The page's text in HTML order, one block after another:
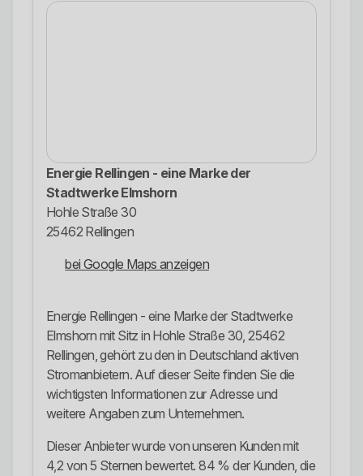
Energie Rellingen - eine Marke der
Stadtwerke Elmshorn
Hohle Straße 30
25462 Rellingen
bei Google Maps anzeigen
Energie Rellingen - eine Marke der Stadtwerke
Elmshorn mit Sitz in Hohle Straße 30, 25462
Rellingen, gehört zu den in Deutschland aktiven
Stromanbietern. Auf dieser Seite finden Sie die
wichtigsten Informationen zur Adresse und
weitere Angaben zum Unternehmen.
Dieser Anbieter wurde von unseren Kunden mit
4,2 von 5 Sternen bewertet. 84 % der Kunden, die